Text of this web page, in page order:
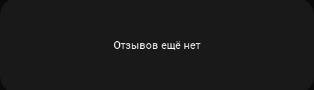
Отзывов ещё нет